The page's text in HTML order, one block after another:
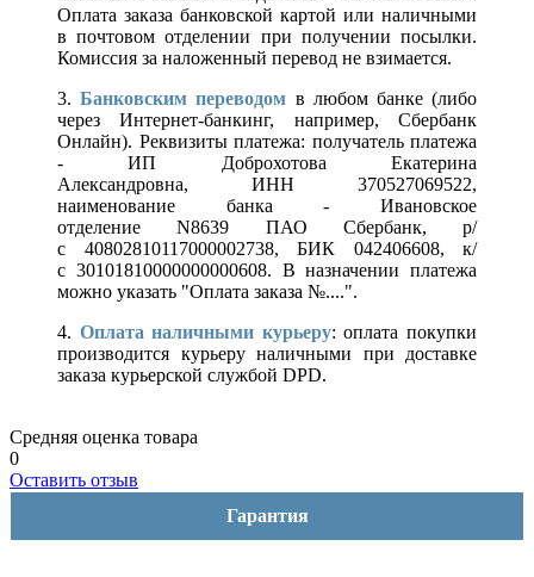
Оплата заказа банковской картой или наличными
в почтовом отделении при получении посылки.
Комиссия за наложенный перевод не взимается.
3.Банковским переводом в любом банке (либо
через Интернет-банкинг, например, Сбербанк
Онлайн). Реквизиты платежа: получатель платежа
- ИП Доброхотова Екатерина
Александровна, ИНН 370527069522,
наименование банка - Ивановское
отделение N8639 ПАО Сбербанк, р/
с 40802810117000002738, БИК 042406608, к/
с 30101810000000000608. В назначении платежа
можно указать "Оплата заказа №....".
4. Оплата наличными курьеру: оплата покупки
производится курьеру наличными при доставке
заказа курьерской службой DPD.
Средняя оценка товара
0
Оставить отзыв
Гарантия